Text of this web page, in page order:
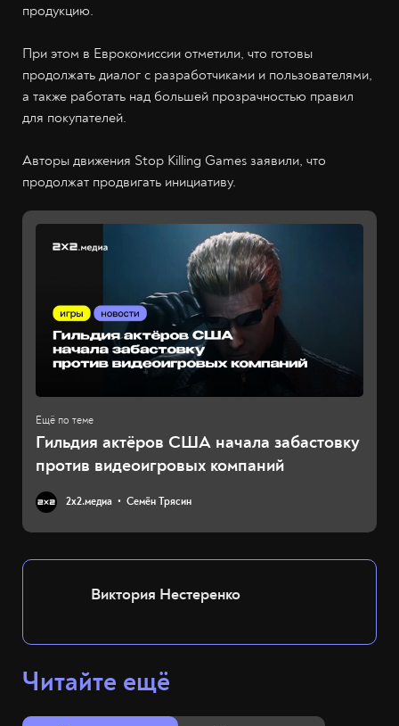
продукцию.
При этом в Еврокомиссии отметили, что готовы
продолжать диалог с разработчиками и пользователями,
а также работать над большей прозрачностью правил
для покупателей.
Авторы движения Stop Killing Games заявили, что
продолжат продвигать инициативу.
Гильдия актёров США начала забастовку
против видеоигровых компаний
2х2.медиа Семён Трясин
Виктория Нестеренко
Читайте ещё